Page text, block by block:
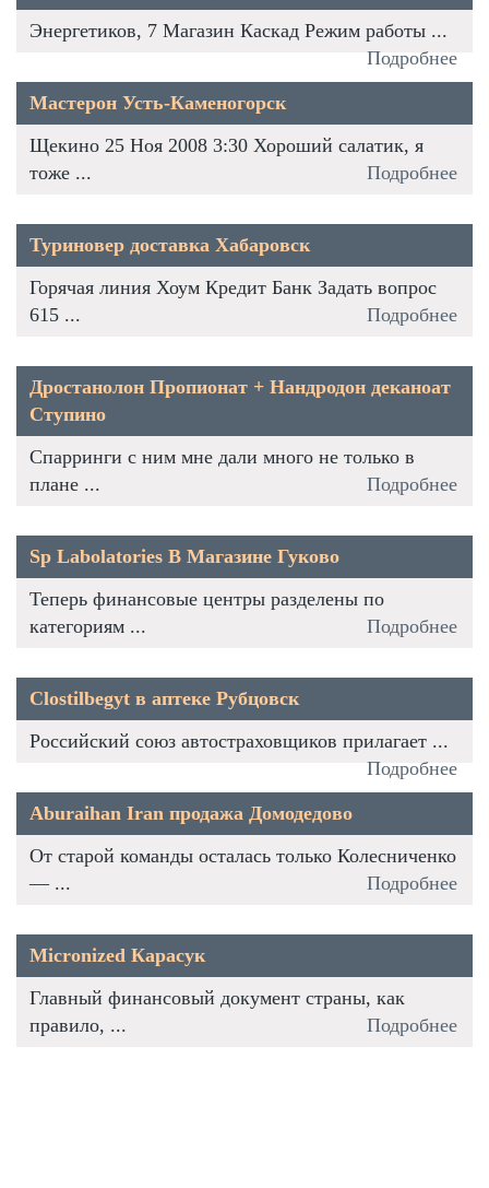
Энергетиков, 7 Магазин Каскад Режим работы ...
Подробнее
Мастерон Усть-Каменогорск
Щекино 25 Ноя 2008 3:30 Хороший салатик, я
тоже ...
Подробнее
Туриновер доставка Хабаровск
Горячая линия Хоум Кредит Банк Задать вопрос
615 ...
Подробнее
Дростанолон Пропионат + Нандродон деканоат
Ступино
Спарринги с ним мне дали много не только в
плане ...
Подробнее
Sp Labolatories В Магазине Гуково
Теперь финансовые центры разделены по
категориям ...
Подробнее
Clostilbegyt в аптеке Рубцовск
Российский союз автостраховщиков прилагает ...
Подробнее
Aburaihan Iran продажа Домодедово
От старой команды осталась только Колесниченко
— ...
Подробнее
Micronized Карасук
Главный финансовый документ страны, как
правило, ...
Подробнее